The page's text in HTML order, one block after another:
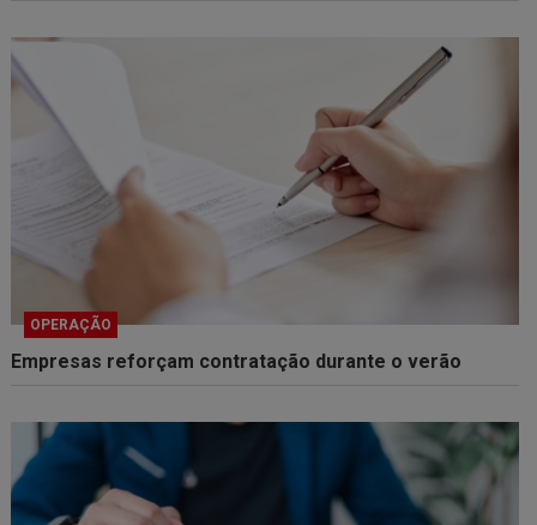
OPERAÇÃO
Empresas reforçam contratação durante o verão